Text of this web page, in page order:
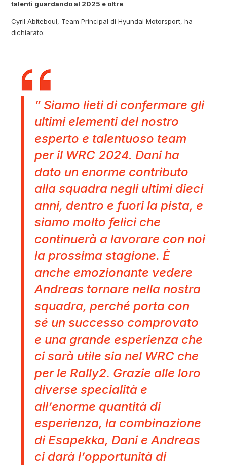
talenti guardando al 2025 e oltre.
Cyril Abiteboul, Team Principal di Hyundai Motorsport, ha
dichiarato:
” Siamo lieti di confermare gli
ultimi elementi del nostro
esperto e talentuoso team
per il WRC 2024. Dani ha
dato un enorme contributo
alla squadra negli ultimi dieci
anni, dentro e fuori la pista, e
siamo molto felici che
continuerà a lavorare con noi
la prossima stagione. È
anche emozionante vedere
Andreas tornare nella nostra
squadra, perché porta con
sé un successo comprovato
e una grande esperienza che
ci sarà utile sia nel WRC che
per le Rally2. Grazie alle loro
diverse specialità e
all’enorme quantità di
esperienza, la combinazione
di Esapekka, Dani e Andreas
ci darà l’opportunità di